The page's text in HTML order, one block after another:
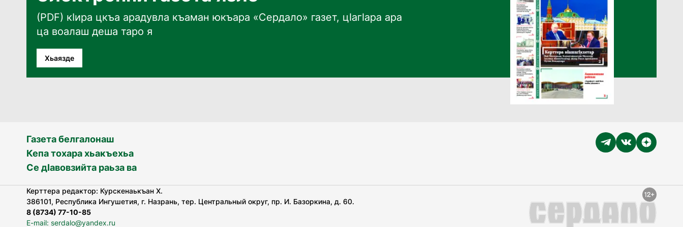
(PDF) кӀира цкъа арадувла къаман юкъара «Сердало» газет, цӀагӀара ара
ца воалаш деша таро я
Хьаязде
Газета белгалонаш
Кепа тохара хьакъехьа
Се дӀавовзийта раьза ва
Керттера редактор: Курскенаькъан Х.
386101, Республика Ингушетия, г. Назрань, тер. Центральный округ, пр. И. Базоркина, д. 60.
8 (8734) 77-10-85
E-mail: serdalo@yandex.ru